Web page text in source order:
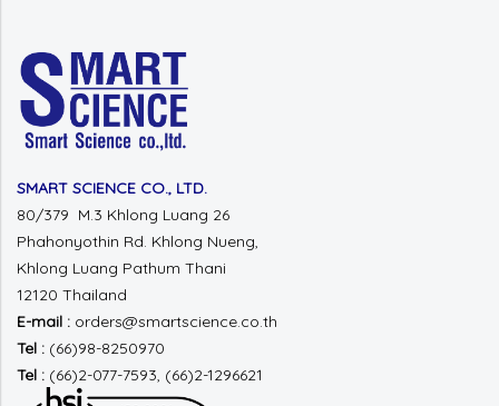
SMART SCIENCE CO., LTD.
80/379 M.3 Khlong Luang 26
Phahonyothin Rd. Khlong Nueng,
Khlong Luang Pathum Thani
12120 Thailand
E-mail : orders@smartscience.co.th
Tel : (66)98-8250970
Tel : (66)2-077-7593, (66)2-1296621